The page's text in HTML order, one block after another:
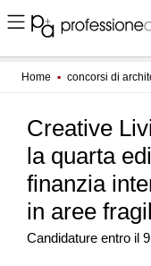
Home ▪ concorsi di
Creative
la quarta
finanzia
in aree
Candidature entro il